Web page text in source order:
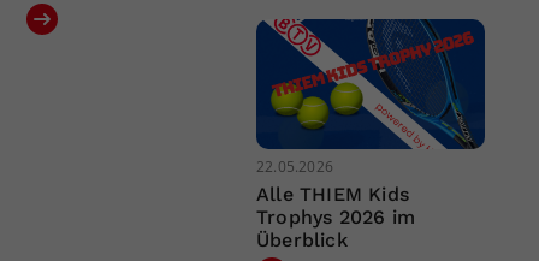
22.05.2026
Alle THIEM Kids
Trophys 2026 im
Überblick